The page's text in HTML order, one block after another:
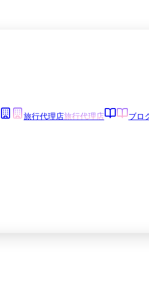
旅行代理店旅行代理店 ブロ